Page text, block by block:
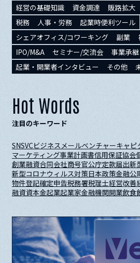
経営の基礎知識
資金調達 販路拡大
税務
人事・労務
起業時便利ツール
シェアオフィス/コワーキング
副業
IPO/M&A
セミナー/交流会
事業承継
起業・開業者インタビュー
その他
Hot Words
注目のキーワード
SNSVCビジネスメールベンチャーキャピ
マーケティング事業計画書信用保証協会
創業融資合同会社商号官公庁定款届出新
新型コロナウィルス対策日本政策金融公
物件登記確定申告税務署税理士経営改善
融資資本金起業起業家金融機関開業飲食